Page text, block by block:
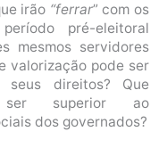
irão “ferrar” com os
pré-eleitoral
mesmos servidores
valorização pode ser
direitos? Que
ser superior ao
dos governados?